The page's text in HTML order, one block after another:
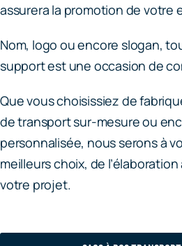
assurera la promotion de votre
Nom, logo ou encore slogan,
support est une occasion de
Que vous choisissiez de
de transport sur-mesure ou
personnalisée, nous serons à
meilleurs choix, de
votre projet.